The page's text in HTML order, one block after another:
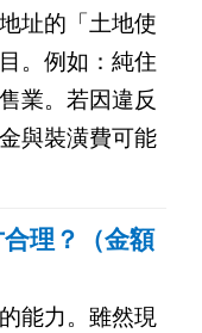
址的「土地使
。例如：純住
業。若因違反
與裝潢費可能
理？（金額
能力。雖然現